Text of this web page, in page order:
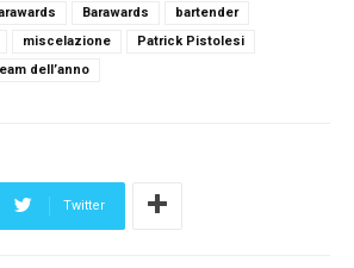
Barawards
bartender
miscelazione
Patrick Pistolesi
dell’anno
Twitter